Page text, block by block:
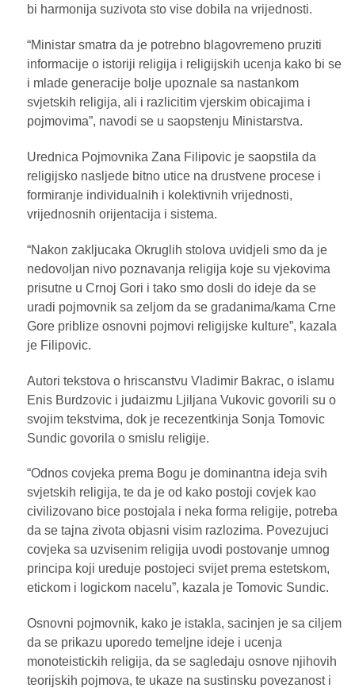
bi harmonija suzivota sto vise dobila na vrijednosti.
“Ministar smatra da je potrebno blagovremeno pruziti
informacije o istoriji religija i religijskih ucenja kako bi se
i mlade generacije bolje upoznale sa nastankom
svjetskih religija, ali i razlicitim vjerskim obicajima i
pojmovima”, navodi se u saopstenju Ministarstva.
Urednica Pojmovnika Zana Filipovic je saopstila da
religijsko nasljede bitno utice na drustvene procese i
formiranje individualnih i kolektivnih vrijednosti,
vrijednosnih orijentacija i sistema.
“Nakon zakljucaka Okruglih stolova uvidjeli smo da je
nedovoljan nivo poznavanja religija koje su vjekovima
prisutne u Crnoj Gori i tako smo dosli do ideje da se
uradi pojmovnik sa zeljom da se gradanima/kama Crne
Gore priblize osnovni pojmovi religijske kulture”, kazala
je Filipovic.
Autori tekstova o hriscanstvu Vladimir Bakrac, o islamu
Enis Burdzovic i judaizmu Ljiljana Vukovic govorili su o
svojim tekstvima, dok je recezentkinja Sonja Tomovic
Sundic govorila o smislu religije.
“Odnos covjeka prema Bogu je dominantna ideja svih
svjetskih religija, te da je od kako postoji covjek kao
civilizovano bice postojala i neka forma religije, potreba
da se tajna zivota objasni visim razlozima. Povezujuci
covjeka sa uzvisenim religija uvodi postovanje umnog
principa koji ureduje postojeci svijet prema estetskom,
etickom i logickom nacelu”, kazala je Tomovic Sundic.
Osnovni pojmovnik, kako je istakla, sacinjen je sa ciljem
da se prikazu uporedo temeljne ideje i ucenja
monoteistickih religija, da se sagledaju osnove njihovih
teorijskih pojmova, te ukaze na sustinsku povezanost i